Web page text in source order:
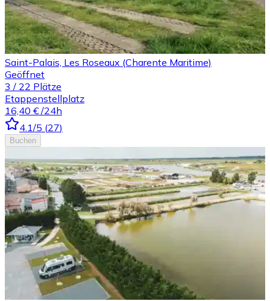
Saint-Palais, Les Roseaux (Charente Maritime)
Geöffnet
3 / 22 Plätze
Etappenstellplatz
16,40 € /24h
4.1/5 (27)
Buchen